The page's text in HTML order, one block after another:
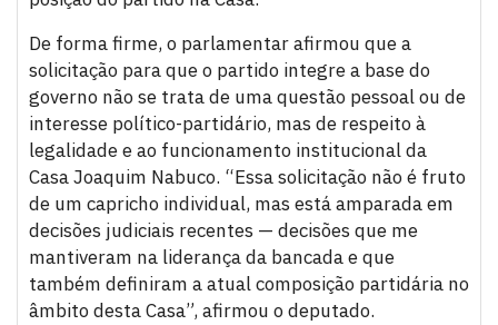
De forma firme, o parlamentar afirmou que a
solicitação para que o partido integre a base do
governo não se trata de uma questão pessoal ou de
interesse político-partidário, mas de respeito à
legalidade e ao funcionamento institucional da
Casa Joaquim Nabuco. “Essa solicitação não é fruto
de um capricho individual, mas está amparada em
decisões judiciais recentes — decisões que me
mantiveram na liderança da bancada e que
também definiram a atual composição partidária no
âmbito desta Casa”, afirmou o deputado.